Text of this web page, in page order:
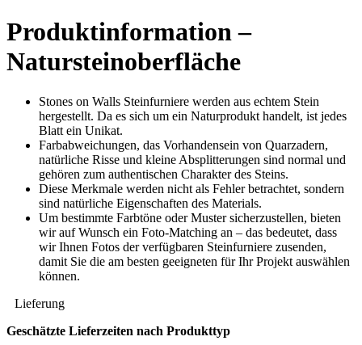
Produktinformation –
Natursteinoberfläche
Stones on Walls Steinfurniere werden aus echtem Stein
hergestellt. Da es sich um ein Naturprodukt handelt, ist jedes
Blatt ein Unikat.
Farbabweichungen, das Vorhandensein von Quarzadern,
natürliche Risse und kleine Absplitterungen sind normal und
gehören zum authentischen Charakter des Steins.
Diese Merkmale werden nicht als Fehler betrachtet, sondern
sind natürliche Eigenschaften des Materials.
Um bestimmte Farbtöne oder Muster sicherzustellen, bieten
wir auf Wunsch ein Foto-Matching an – das bedeutet, dass
wir Ihnen Fotos der verfügbaren Steinfurniere zusenden,
damit Sie die am besten geeigneten für Ihr Projekt auswählen
können.
Lieferung
Geschätzte Lieferzeiten nach Produkttyp